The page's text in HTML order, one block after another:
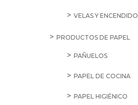
VELAS Y ENCENDIDO
PRODUCTOS DE PAPEL
PAÑUELOS
PAPEL DE COCINA
PAPEL HIGIÉNICO